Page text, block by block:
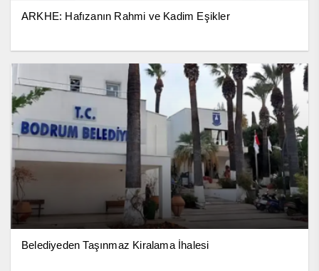
ARKHE: Hafızanın Rahmi ve Kadim Eşikler
Belediyeden Taşınmaz Kiralama İhalesi